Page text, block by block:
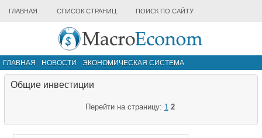
ГЛАВНАЯ СПИСОК СТРАНИЦ ПОИСК ПО САЙТУ
ГЛАВНАЯ НОВОСТИ
ЭКОНОМИЧЕСКАЯ СИСТЕМА
ИНФРАСТРУКТУРА РЫНКА
Общие инвестиции
Перейти на страницу: 1 2